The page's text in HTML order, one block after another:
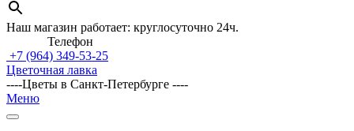
Наш магазин работает: круглосуточно 24ч.
Телефон
+7 (964) 349-53-25
Цветочная лавка
----Цветы в Санкт-Петербурге ----
Главное
навигационное
Меню